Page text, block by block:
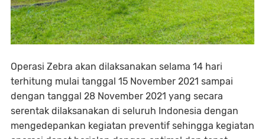
Operasi Zebra akan dilaksanakan selama 14 hari
terhitung mulai tanggal 15 November 2021 sampai
dengan tanggal 28 November 2021 yang secara
serentak dilaksanakan di seluruh Indonesia dengan
mengedepankan kegiatan preventif sehingga kegiatan